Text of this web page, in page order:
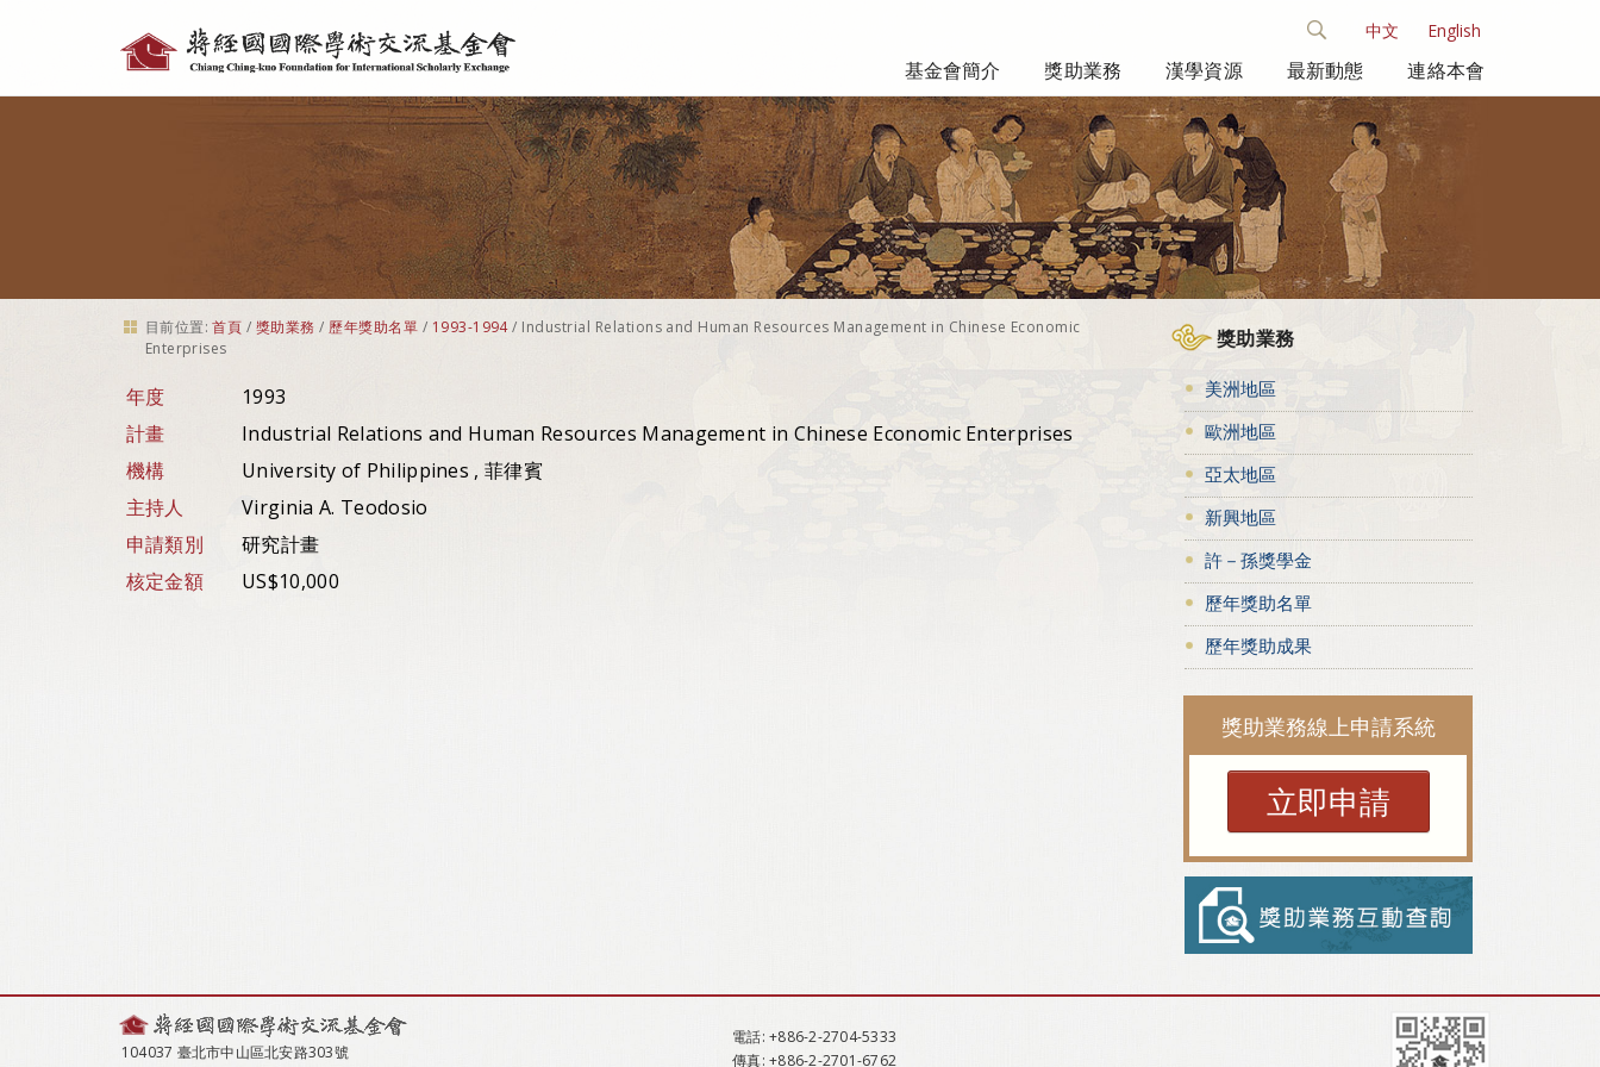
具
中文 English
基金會簡介 獎助業務 漢學資源 最新動態 連絡本會
目前位置: 首頁 / 獎助業務 / 歷年獎助名單 / 1993-1994 / Industrial Relations and Human Resources Management in Chinese Economic
Enterprises
年度
1993
計畫
Industrial Relations and Human Resources Management in Chinese Economic Enterprises
機構
University of Philippines , 菲律賓
主持人
Virginia A. Teodosio
申請類別
研究計畫
核定金額
US$10,000
獎助業務
美洲地區
歐洲地區
亞太地區
新興地區
許－孫獎學金
歷年獎助名單
歷年獎助成果
獎助業務線上申請系統
立即申請
104037 臺北市中山區北安路303號
電話: +886-2-2704-5333
傳真: +886-2-2701-6762